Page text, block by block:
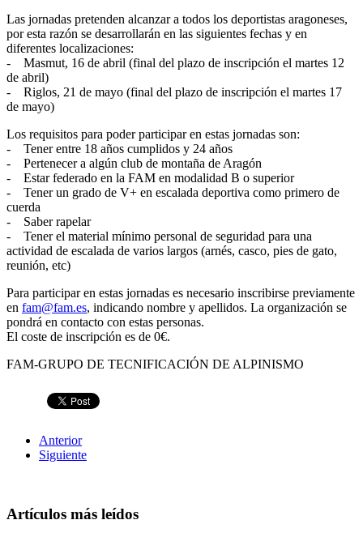
Las jornadas pretenden alcanzar a todos los deportistas aragoneses,
por esta razón se desarrollarán en las siguientes fechas y en
diferentes localizaciones:
- Masmut, 16 de abril (final del plazo de inscripción el martes 12
de abril)
- Riglos, 21 de mayo (final del plazo de inscripción el martes 17
de mayo)
Los requisitos para poder participar en estas jornadas son:
- Tener entre 18 años cumplidos y 24 años
- Pertenecer a algún club de montaña de Aragón
- Estar federado en la FAM en modalidad B o superior
- Tener un grado de V+ en escalada deportiva como primero de
cuerda
- Saber rapelar
- Tener el material mínimo personal de seguridad para una
actividad de escalada de varios largos (arnés, casco, pies de gato,
reunión, etc)
Para participar en estas jornadas es necesario inscribirse previamente
en fam@fam.es, indicando nombre y apellidos. La organización se
pondrá en contacto con estas personas.
El coste de inscripción es de 0€.
FAM-GRUPO DE TECNIFICACIÓN DE ALPINISMO
Anterior
Siguiente
Artículos más leídos